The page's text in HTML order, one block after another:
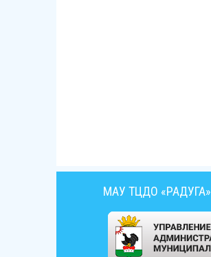
МАУ ТЦДО «РАДУГА»